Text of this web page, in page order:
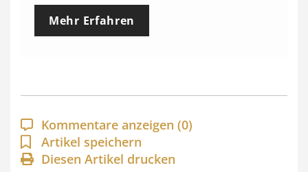
e
p
a
n
n
Mehr Erfahren
Kommentare anzeigen (0)
Artikel speichern
Diesen Artikel drucken